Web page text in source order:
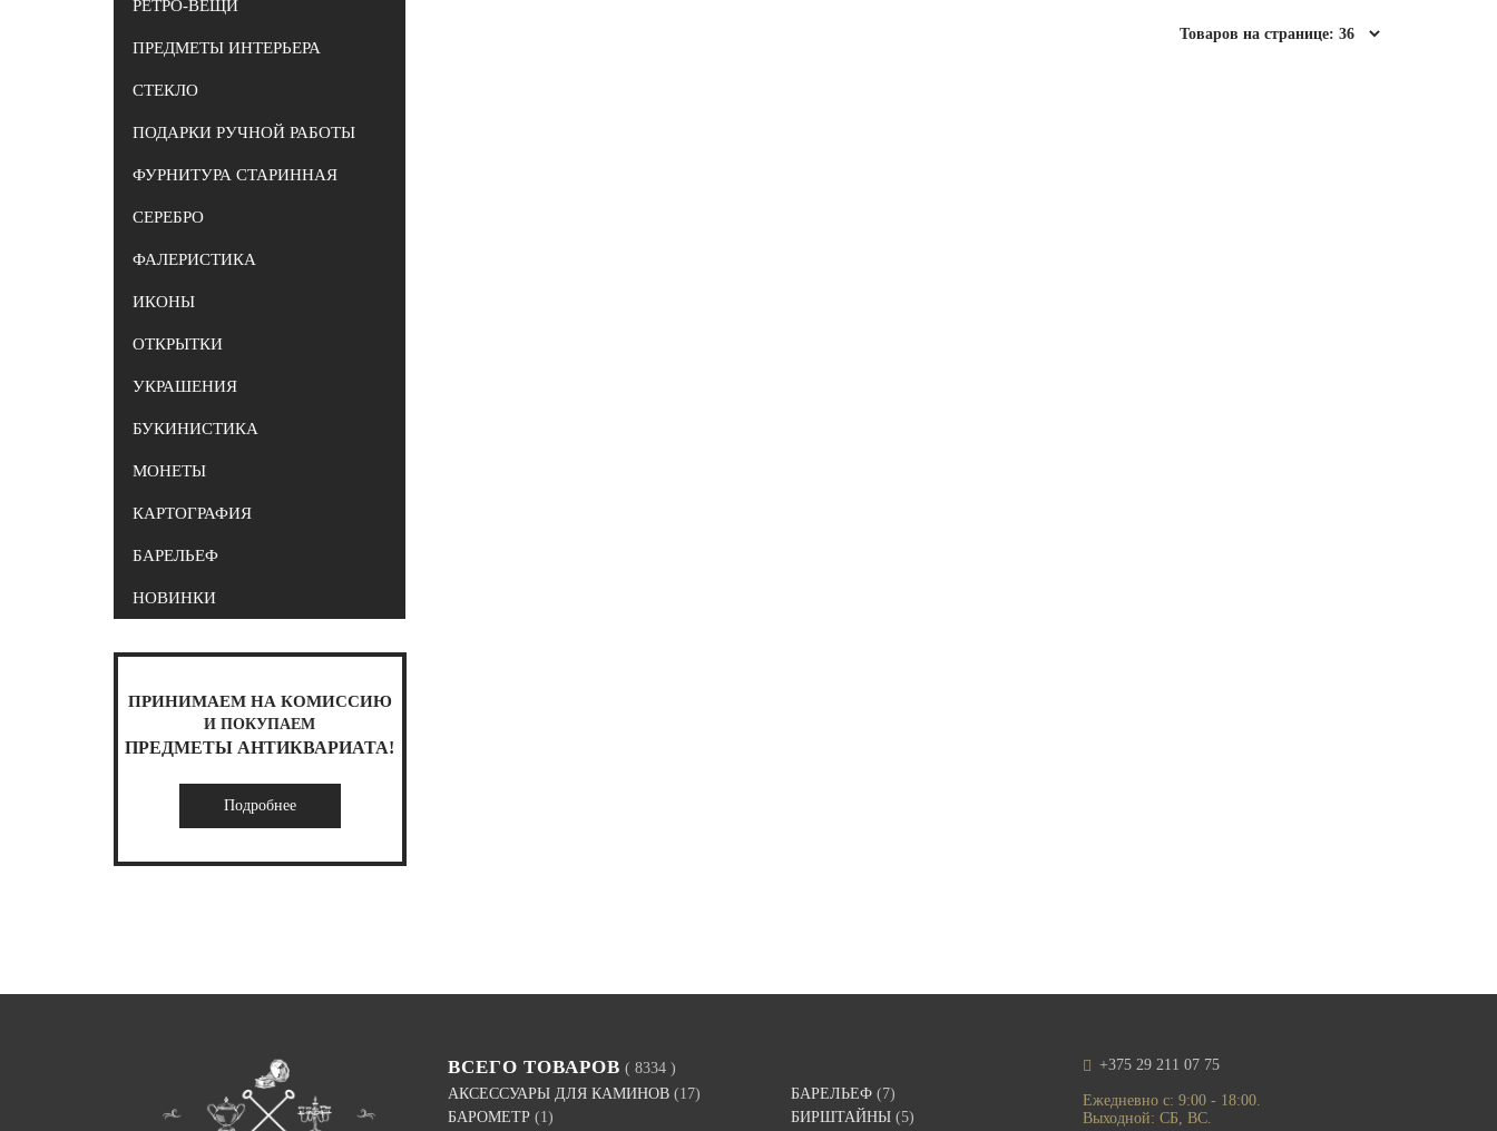
РЕТРО-ВЕЩИ
ПРЕДМЕТЫ ИНТЕРЬЕРА
СТЕКЛО
ПОДАРКИ РУЧНОЙ РАБОТЫ
ФУРНИТУРА СТАРИННАЯ
СЕРЕБРО
ФАЛЕРИСТИКА
ИКОНЫ
ОТКРЫТКИ
УКРАШЕНИЯ
БУКИНИСТИКА
МОНЕТЫ
КАРТОГРАФИЯ
БАРЕЛЬЕФ
НОВИНКИ
ПРИНИМАЕМ НА КОМИССИЮ
И ПОКУПАЕМ
ПРЕДМЕТЫ АНТИКВАРИАТА!
Подробнее
ВСЕГО ТОВАРОВ ( 8334 )
АКСЕССУАРЫ ДЛЯ КАМИНОВ (17) БАРЕЛЬЕФ (7)
БАРОМЕТР (1) БИРШТАЙНЫ (5)
+375 29 211 07 75
Ежедневно с: 9:00 - 18:00.
Выходной: СБ, ВС.